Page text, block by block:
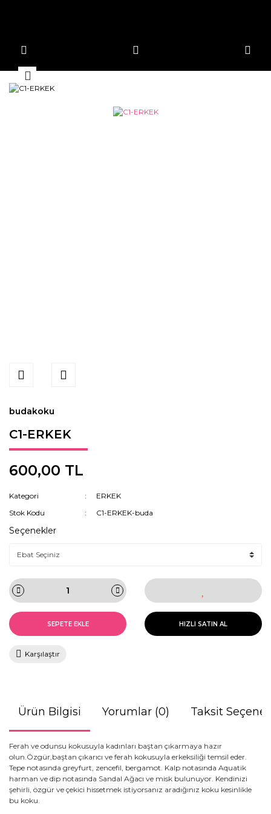
budakoku
C1-ERKEK
600,00 TL
Kategori
ERKEK
Stok Kodu
C1-ERKEK-buda
Seçenekler
SEPETE EKLE HIZLI SATIN AL
Karşılaştır
Ürün Bilgisi Yorumlar (0) Taksit
Ferah ve odunsu kokusuyla kadınları baştan çıkarmaya hazır
olun.Özgür,baştan çıkarıcı ve ferah kokusuyla erkeksiliği temsil eder.
Tepe notasında greyfurt, zencefil, bergamot. Kalp notasında Aquatik
harman ve dip notasında Sandal Ağacı ve misk bulunuyor. Kendinizi
şehirli, özgür ve çekici hissetmek istiyorsanız aradığınız koku kesinlikle
bu koku.